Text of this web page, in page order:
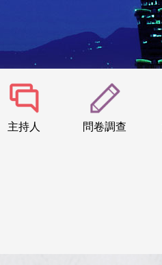
主持人 問卷調查